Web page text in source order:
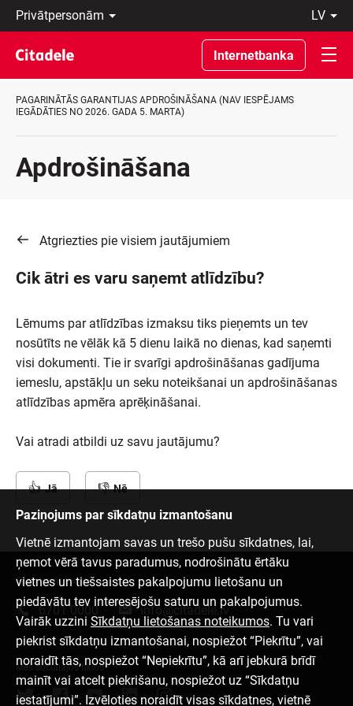
Privātpersonām
Uzņēmumiem
Private
Banking
Par
banku
C
lv
Latviski
По-
русски
In
English
Internetbanka
PAGARINĀTĀS GARANTIJAS APDROŠINĀŠANA (NAV IESPĒJAMS
IEGĀDĀTIES NO 2026. GADA 5. MARTA)
Apdrošināšana
Atgriezties pie visiem jautājumiem
Cik ātri es varu saņemt atlīdzību?
Lēmums par atlīdzības izmaksu tiks pieņemts un tev
nosūtīts ne vēlāk kā 5 dienu laikā no dienas, kad saņemti
visi dokumenti. Tie ir svarīgi apdrošināšanas gadījuma
iemeslu, apstākļu un seku noteikšanai un apdrošināšanas
atlīdzības apmēra aprēķināšanai.
Vai atradi atbildi uz savu jautājumu?
Jā Nē
Paziņojums par sīkdatņu izmantošanu
Vietnē izmantojam savas un trešo pušu sīkdatnes, lai,
ņemot vērā tavus paradumus, nodrošinātu ērtāku
vietnes un tiešsaistes pakalpojumu lietošanu un
piedāvātu tev interesējošu saturu un pakalpojumus.
Vairāk uzzini Sīkdatņu lietošanas noteikumos. Tu vari
piekrist sīkdatņu izmantošanai, nospiežot “Piekrītu”, vai
noraidīt tās, nospiežot “Nepiekrītu”, kā arī jebkurā brīdī
mainīt vai atcelt piekrišanu, nospiežot uz “Sīkdatņu
iestatījumi”. Izvēloties noraidīt visas sīkdatnes, vietnē
Sazinies ar mums
6701 0000 info@citadele.lv
Mēs sociālajos tīklos